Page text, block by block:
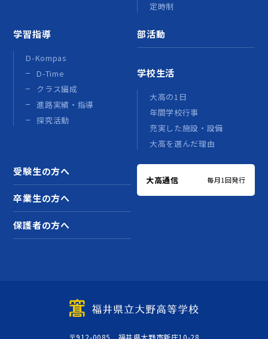
定時制
学習指導
D-Kompas
D-Time
クラス編成
進路実績・指導
探究活動
部活動
学校生活
大高の1日
年間学校行事
充実した施設・設備
大高を選んだ理由
受験生の方へ
卒業生の方へ
保護者の方へ
大高通信 毎月1回発行
〒912-0085 福井県大野市新庄10-28